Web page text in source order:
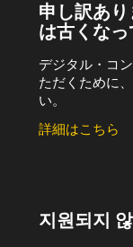
申し訳あ
は古くな
デジタル・コ
ただくために
い。
詳細はこちら
지원되지